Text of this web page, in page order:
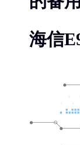
海信